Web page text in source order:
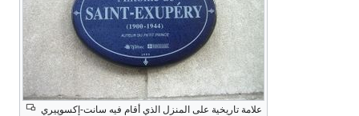
علامة تاريخية على المنزل الذي أقام فيه سانت-إكسوپيري